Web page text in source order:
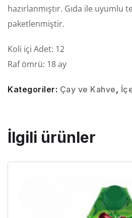
hazırlanmıştır. Gıda ile uyumlu
paketlenmiştir.
Koli içi Adet: 12
Raf ömrü: 18 ay
Kategoriler: Çay ve Kahve,
İlgili ürünler